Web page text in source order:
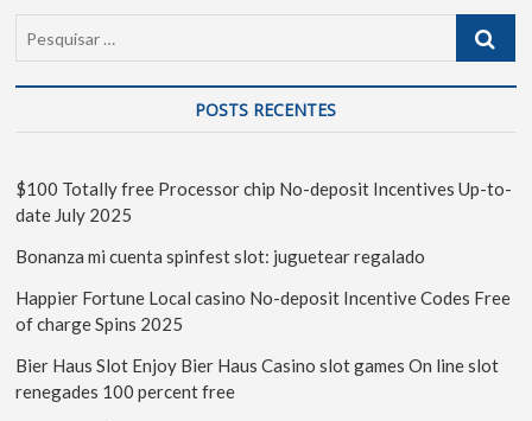
POSTS RECENTES
$100 Totally free Processor chip No-deposit Incentives Up-to-
date July 2025
Bonanza mi cuenta spinfest slot: juguetear regalado
Happier Fortune Local casino No-deposit Incentive Codes Free
of charge Spins 2025
Bier Haus Slot Enjoy Bier Haus Casino slot games On line slot
renegades 100 percent free